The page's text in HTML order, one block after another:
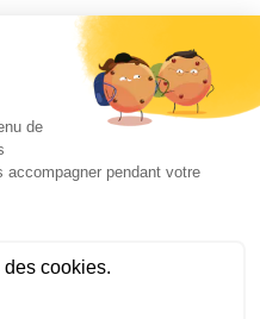
Via Compétences